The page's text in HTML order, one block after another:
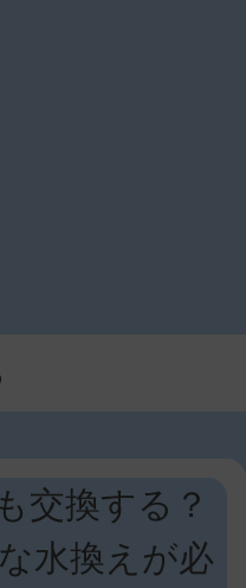
交換する？
水換えが必